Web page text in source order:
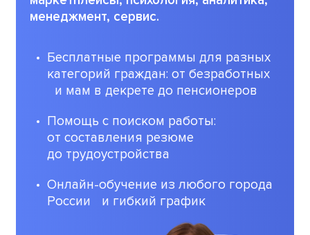
менеджмент, сервис.
Бесплатные программы для разных
категорий граждан: от безработных
и мам в декрете до пенсионеров
Помощь с поиском работы:
от составления резюме
до трудоустройства
Онлайн-обучение из любого города
России и гибкий график